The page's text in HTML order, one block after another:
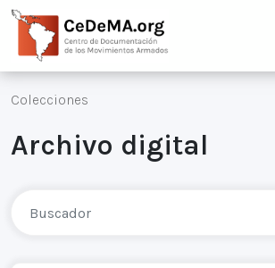
Colecciones
Archivo digital